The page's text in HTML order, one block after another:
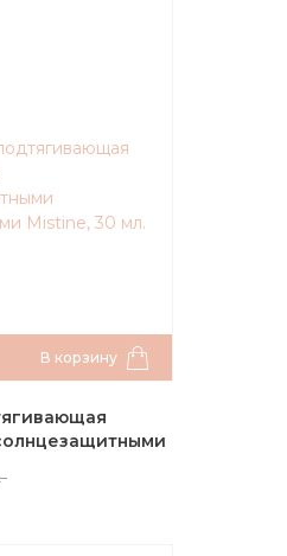
В корзину
30 мл.